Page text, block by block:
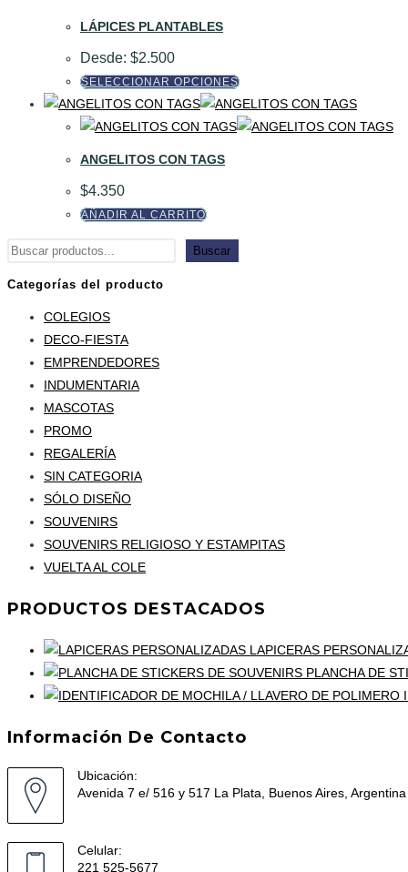
LÁPICES PLANTABLES
Desde: $2.500
SELECCIONAR OPCIONESEste
producto
tiene
ANGELITOS CON TAGS
$4.350
AÑADIR AL CARRITO
Buscar Buscar
Categorías del producto
COLEGIOS
DECO-FIESTA
EMPRENDEDORES
INDUMENTARIA
MASCOTAS
PROMO
REGALERÍA
SIN CATEGORIA
SÓLO DISEÑO
SOUVENIRS
SOUVENIRS RELIGIOSO Y ESTAMPITAS
VUELTA AL COLE
PRODUCTOS DESTACADOS
LAPICERAS
PLANCHA DE
Información De Contacto
Ubicación:
Avenida 7 e/ 516 y 517 La Plata, Buenos Aires, Argentina
Celular:
221 525-5677